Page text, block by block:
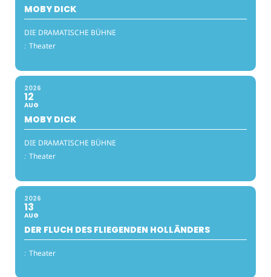
MOBY DICK
DIE DRAMATISCHE BÜHNE
: Theater
2026
12
AUG
MOBY DICK
DIE DRAMATISCHE BÜHNE
: Theater
2026
13
AUG
DER FLUCH DES FLIEGENDEN HOLLÄNDERS
: Theater